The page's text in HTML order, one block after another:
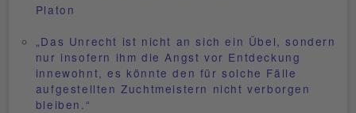
Platon
„Das Unrecht ist nicht an sich ein Übel, sondern
nur insofern ihm die Angst vor Entdeckung
innewohnt, es könnte den für solche Fälle
aufgestellten Zuchtmeistern nicht verborgen
bleiben.“